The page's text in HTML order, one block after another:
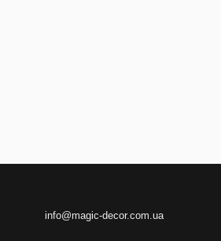
info@magic-decor.com.ua